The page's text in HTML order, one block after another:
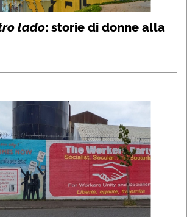
lado: storie di donne alla